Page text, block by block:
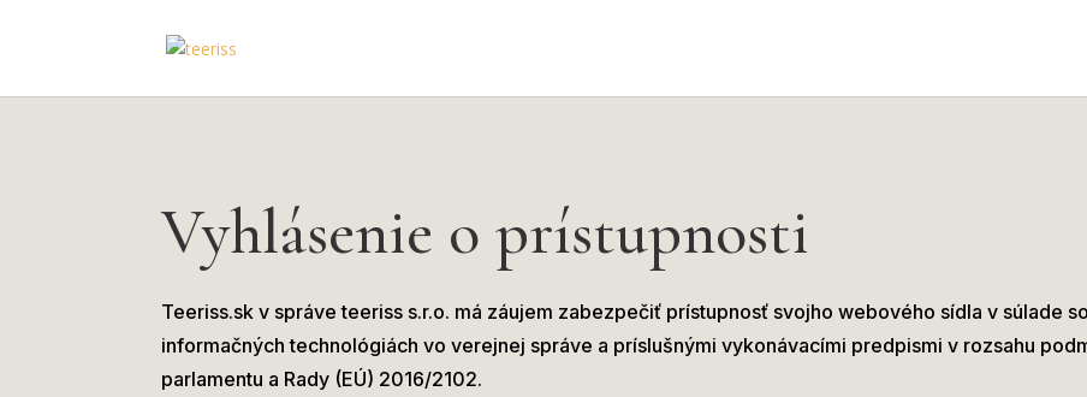
Vyhlásenie o prístupnosti
Teeriss.sk v správe teeriss s.r.o. má záujem zabezpečiť prístupnosť svojho webového sídla v súlade
informačných technológiách vo verejnej správe a príslušnými vykonávacími predpismi v rozsahu
parlamentu a Rady (EÚ) 2016/2102.